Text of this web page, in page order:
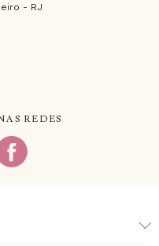
- RJ
REDES